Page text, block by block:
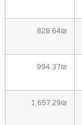
828.64₪
994.37₪
1,657.29₪